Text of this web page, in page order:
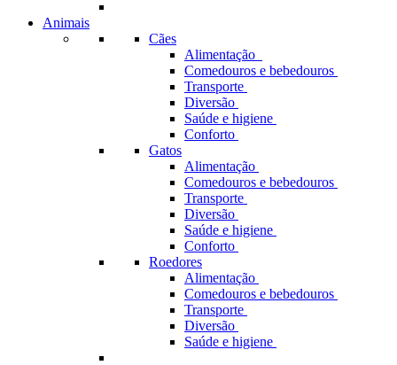
Animais
Cães
Alimentação
Comedouros e bebedouros
Transporte
Diversão
Saúde e higiene
Conforto
Gatos
Alimentação
Comedouros e bebedouros
Transporte
Diversão
Saúde e higiene
Conforto
Roedores
Alimentação
Comedouros e bebedouros
Transporte
Diversão
Saúde e higiene